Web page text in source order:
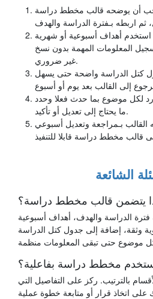
أن يوضحه قالب مخطط دراسة
أهداف أسبوعية أو شهرية
المعلومات المهمة بدون نسخ
غير ضروري.
كتل الدراسة واضحة حتى يسهل
لكل موضوع بما حدث فعلا وحدد
ما يحتاج إلى تعديل أو تأكيد.
القالب بـمراجعة وتعديل أسبوعي
الشائعة
يتضمن قالب مخطط دراسة؟
الدراسة والهدف، أهداف أسبوعية
وثقة، إضافة إلى جدول كتل الدراسة
مخطط دراسة بفاعلية؟
بالترتيب. ركز على التفاصيل التي